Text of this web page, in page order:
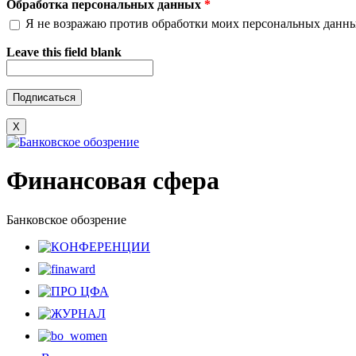
Обработка персональных данных *
Я не возражаю против обработки моих персональных
Leave this field blank
X
Финансовая сфера
Банковское обозрение